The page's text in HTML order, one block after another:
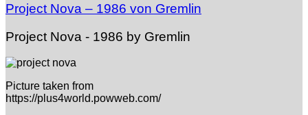
Project Nova – 1986 von Gremlin
Project Nova - 1986 by Gremlin
Picture taken from
https://plus4world.powweb.com/